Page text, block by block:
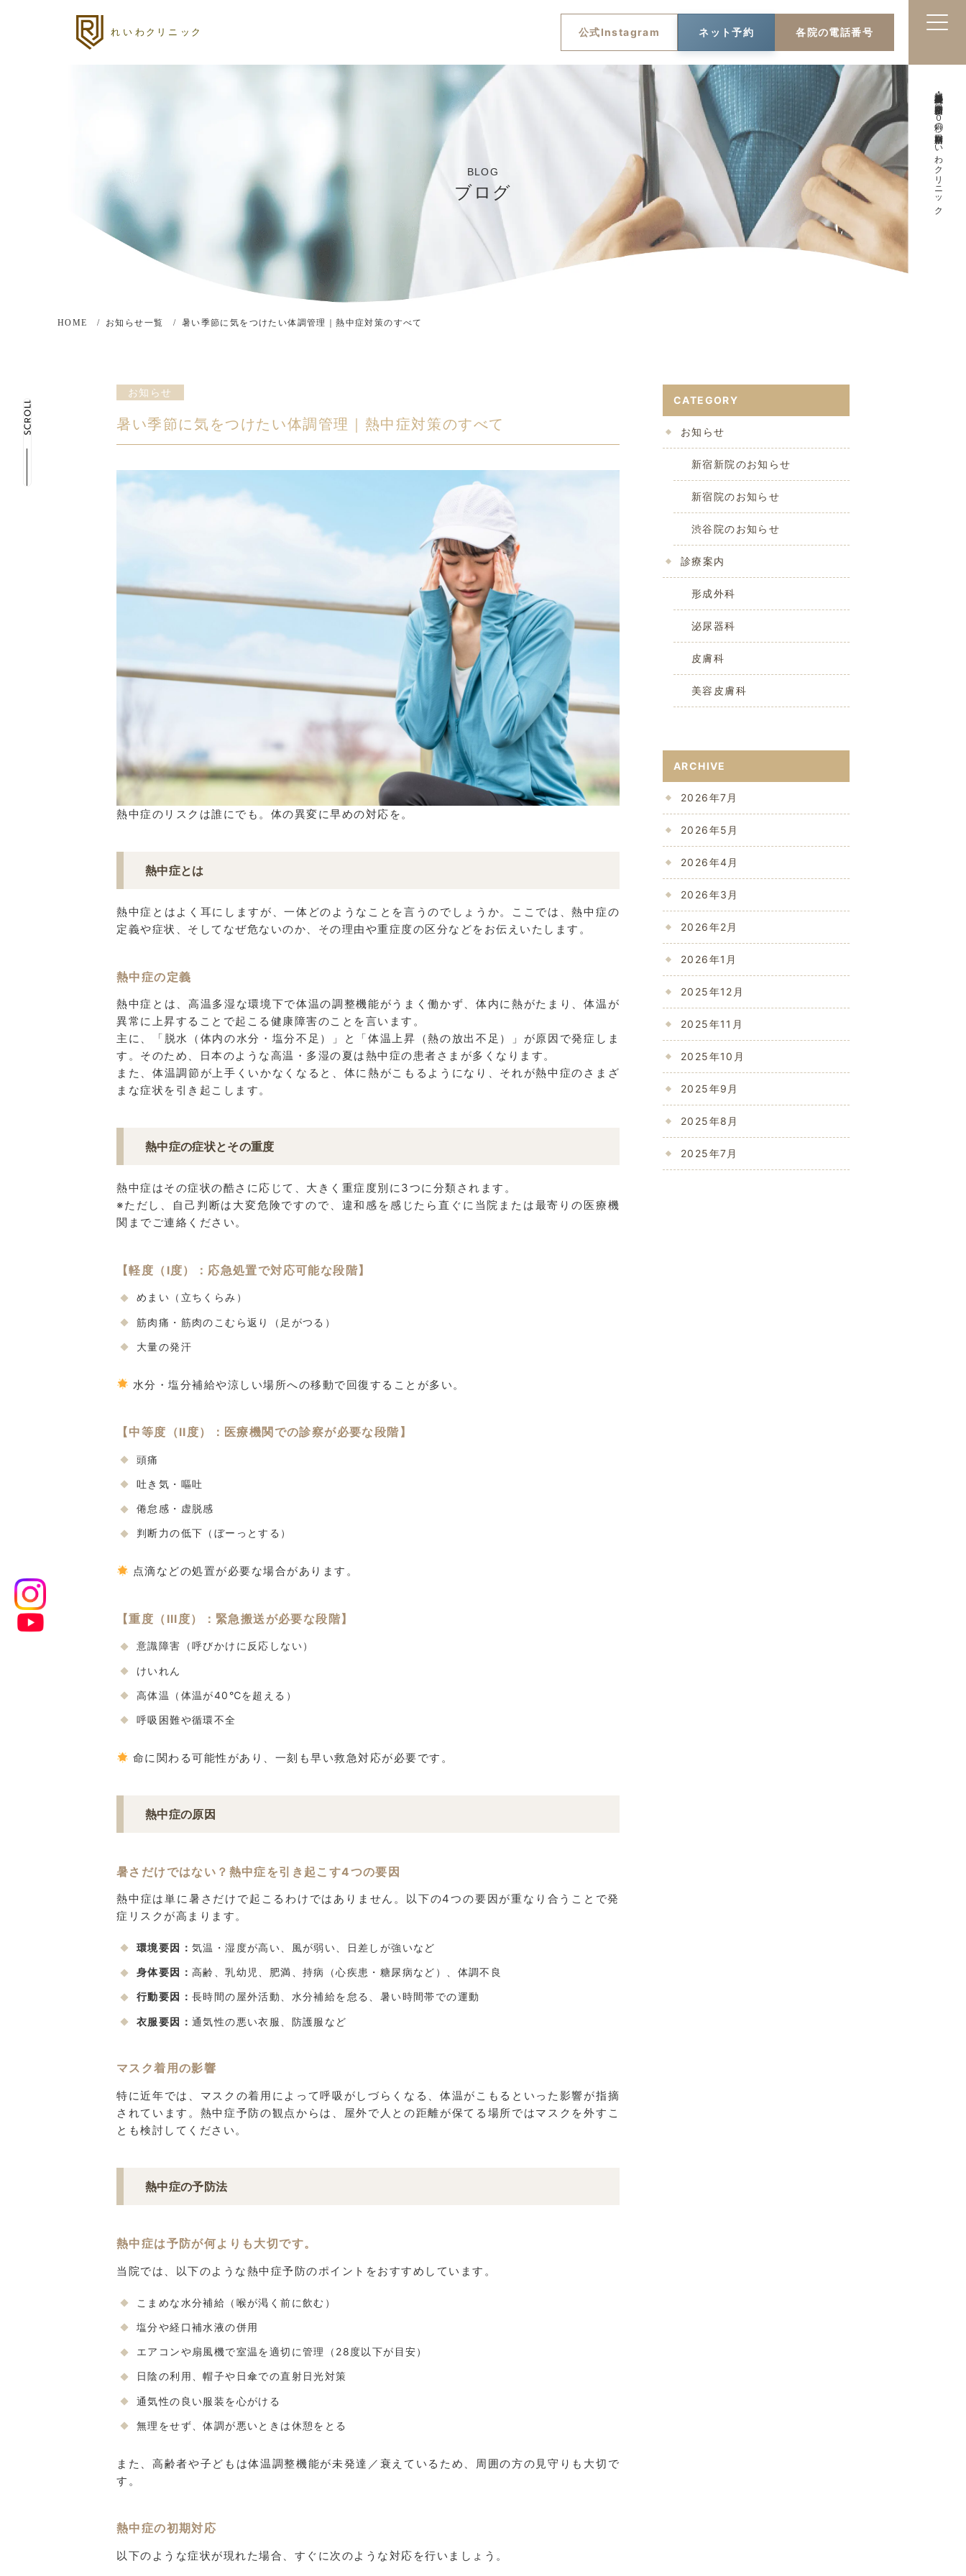
公式Instagram ネット予約 各院の電話番号
泌尿器科・皮膚科・形成外科 新宿新南口徒歩３０秒の新宿新南口れいわクリニック
BLOG
ブログ
HOME お知らせ一覧 暑い季節に気をつけたい体調管理｜熱中症対策のすべて
お知らせ
暑い季節に気をつけたい体調管理｜熱中症対策のすべて
熱中症のリスクは誰にでも。体の異変に早めの対応を。
熱中症とは
熱中症とはよく耳にしますが、一体どのようなことを言うのでしょうか。ここでは、熱中症の
定義や症状、そしてなぜ危ないのか、その理由や重症度の区分などをお伝えいたします。
熱中症の定義
熱中症とは、高温多湿な環境下で体温の調整機能がうまく働かず、体内に熱がたまり、体温が
異常に上昇することで起こる健康障害のことを言います。
主に、「脱水（体内の水分・塩分不足）」と「体温上昇（熱の放出不足）」が原因で発症しま
す。そのため、日本のような高温・多湿の夏は熱中症の患者さまが多くなります。
また、体温調節が上手くいかなくなると、体に熱がこもるようになり、それが熱中症のさまざ
まな症状を引き起こします。
熱中症の症状とその重度
熱中症はその症状の酷さに応じて、大きく重症度別に3つに分類されます。
※ただし、自己判断は大変危険ですので、違和感を感じたら直ぐに当院または最寄りの医療機
関までご連絡ください。
【軽度（I度）：応急処置で対応可能な段階】
めまい（立ちくらみ）
筋肉痛・筋肉のこむら返り（足がつる）
大量の発汗
水分・塩分補給や涼しい場所への移動で回復することが多い。
【中等度（II度）：医療機関での診察が必要な段階】
頭痛
吐き気・嘔吐
倦怠感・虚脱感
判断力の低下（ぼーっとする）
点滴などの処置が必要な場合があります。
【重度（III度）：緊急搬送が必要な段階】
意識障害（呼びかけに反応しない）
けいれん
高体温（体温が40℃を超える）
呼吸困難や循環不全
命に関わる可能性があり、一刻も早い救急対応が必要です。
熱中症の原因
暑さだけではない？熱中症を引き起こす4つの要因
熱中症は単に暑さだけで起こるわけではありません。以下の4つの要因が重なり合うことで発
症リスクが高まります。
環境要因： 気温・湿度が高い、風が弱い、日差しが強いなど
身体要因： 高齢、乳幼児、肥満、持病（心疾患・糖尿病など）、体調不良
行動要因： 長時間の屋外活動、水分補給を怠る、暑い時間帯での運動
衣服要因： 通気性の悪い衣服、防護服など
マスク着用の影響
特に近年では、マスクの着用によって呼吸がしづらくなる、体温がこもるといった影響が指摘
されています。熱中症予防の観点からは、屋外で人との距離が保てる場所ではマスクを外すこ
とも検討してください。
熱中症の予防法
熱中症は予防が何よりも大切です。
当院では、以下のような熱中症予防のポイントをおすすめしています。
こまめな水分補給（喉が渇く前に飲む）
塩分や経口補水液の併用
エアコンや扇風機で室温を適切に管理（28度以下が目安）
日陰の利用、帽子や日傘での直射日光対策
通気性の良い服装を心がける
無理をせず、体調が悪いときは休憩をとる
また、高齢者や子どもは体温調整機能が未発達／衰えているため、周囲の方の見守りも大切で
す。
熱中症の初期対応
以下のような症状が現れた場合、すぐに次のような対応を行いましょう。
CATEGORY
お知らせ
新宿新院のお知らせ
新宿院のお知らせ
渋谷院のお知らせ
診療案内
形成外科
泌尿器科
皮膚科
美容皮膚科
ARCHIVE
2026年7月
2026年5月
2026年4月
2026年3月
2026年2月
2026年1月
2025年12月
2025年11月
2025年10月
2025年9月
2025年8月
2025年7月